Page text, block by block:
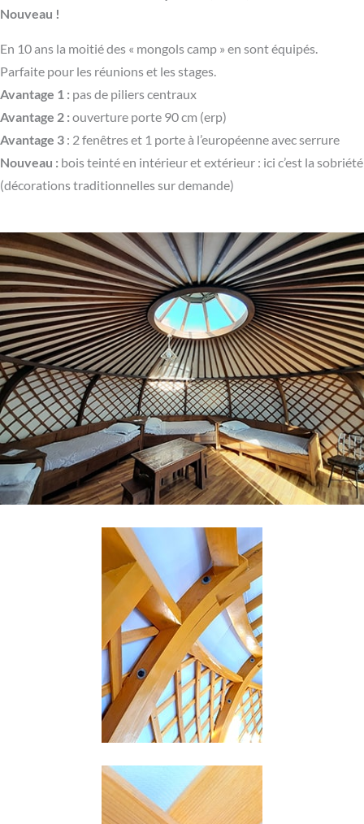
Nouveau !
En 10 ans la moitié des « mongols camp » en sont équipés.
Parfaite pour les réunions et les stages.
Avantage 1 : pas de piliers centraux
Avantage 2 : ouverture porte 90 cm (erp)
Avantage 3 : 2 fenêtres et 1 porte à l’européenne avec serrure
Nouveau : bois teinté en intérieur et extérieur : ici c’est la sobriété
(décorations traditionnelles sur demande)